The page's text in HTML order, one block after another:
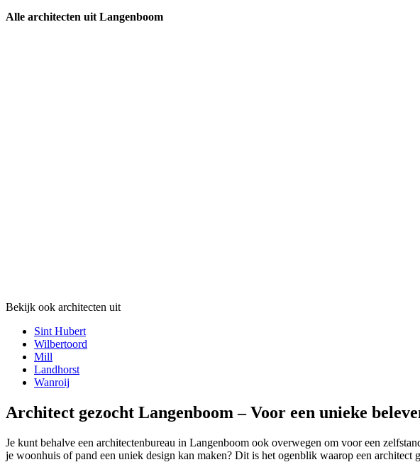
Alle architecten uit Langenboom
Bekijk ook architecten uit
Sint Hubert
Wilbertoord
Mill
Landhorst
Wanroij
Architect gezocht Langenboom – Voor een unieke
Je kunt behalve een architectenbureau in Langenboom ook overwegen om voor een
je woonhuis of pand een uniek design kan maken? Dit is het ogenblik waarop een